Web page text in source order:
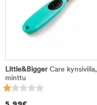
Little&BiggerCare kynsiviila,
minttu